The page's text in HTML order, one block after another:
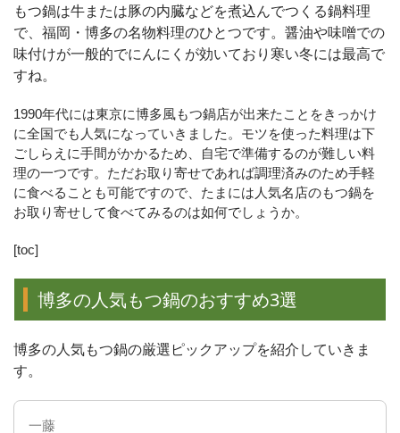
もつ鍋は牛または豚の内臓などを煮込んでつくる鍋料理
で、福岡・博多の名物料理のひとつです。醤油や味噌での
味付けが一般的でにんにくが効いており寒い冬には最高で
すね。
1990年代には東京に博多風もつ鍋店が出来たことをきっかけ
に全国でも人気になっていきました。モツを使った料理は下
ごしらえに手間がかかるため、自宅で準備するのが難しい料
理の一つです。ただお取り寄せであれば調理済みのため手軽
に食べることも可能ですので、たまには人気名店のもつ鍋を
お取り寄せして食べてみるのは如何でしょうか。
[toc]
博多の人気もつ鍋のおすすめ3選
博多の人気もつ鍋の厳選ピックアップを紹介していきま
す。
一藤